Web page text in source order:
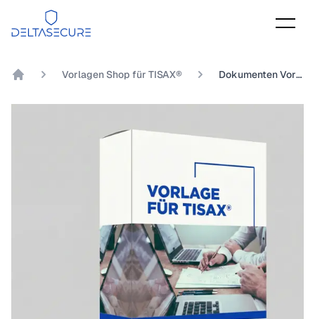
DeltaSecure
Vorlagen Shop für TISAX® Dokumenten Vorlage TISAX® Kapitel 2.1.2 Inwieweit werden alle Mitarbeiter vertraglich zur Einhaltung der Informationssicherheitsrichtlinien verpflichtet?